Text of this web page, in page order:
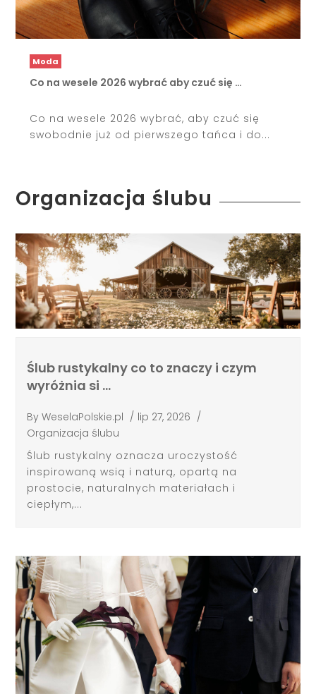
Moda
Co na wesele 2026 wybrać aby czuć się …
Co na wesele 2026 wybrać, aby czuć się
swobodnie już od pierwszego tańca i do...
Organizacja ślubu
Ślub rustykalny co to znaczy i czym
wyróżnia si …
ByWeselaPolskie.pl / lip 27, 2026 /
Organizacja ślubu
Ślub rustykalny oznacza uroczystość
inspirowaną wsią i naturą, opartą na
prostocie, naturalnych materiałach i
ciepłym,...